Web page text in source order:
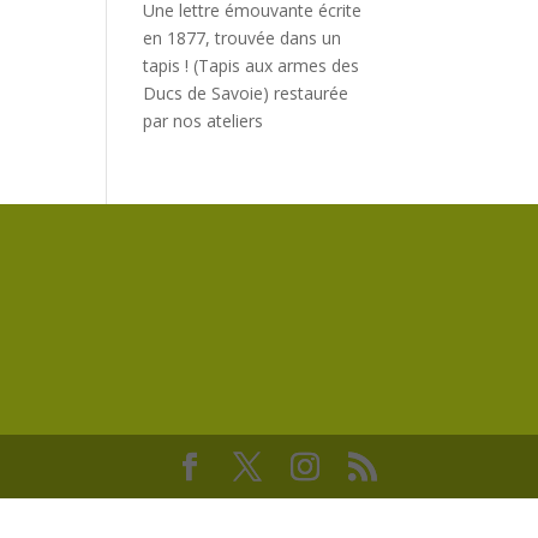
Une lettre émouvante écrite
en 1877, trouvée dans un
tapis ! (Tapis aux armes des
Ducs de Savoie) restaurée
par nos ateliers